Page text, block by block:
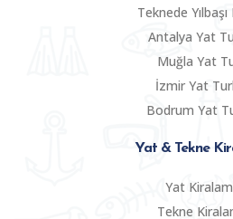
Teknede
Antalya Yat
Muğla Yat
İzmir Yat
Bodrum Yat
Yat & Tekne
Yat
Tekne